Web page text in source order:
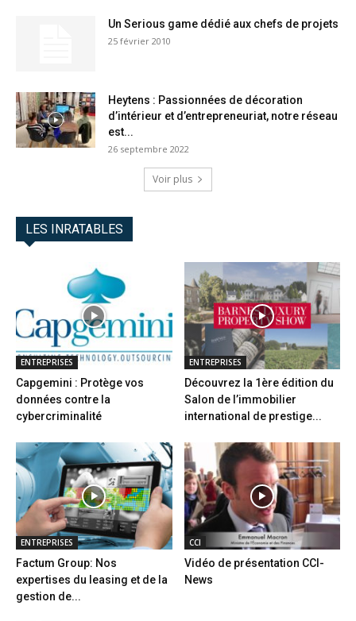
Un Serious game dédié aux chefs de projets
25 février 2010
Heytens : Passionnées de décoration
d’intérieur et d’entrepreneuriat, notre réseau
est...
26 septembre 2022
Voir plus
LES INRATABLES
ENTREPRISES
Capgemini : Protège vos
données contre la
cybercriminalité
ENTREPRISES
Découvrez la 1ère édition du
Salon de l’immobilier
international de prestige...
ENTREPRISES
Factum Group: Nos
expertises du leasing et de la
gestion de...
CCI
Vidéo de présentation CCI-
News